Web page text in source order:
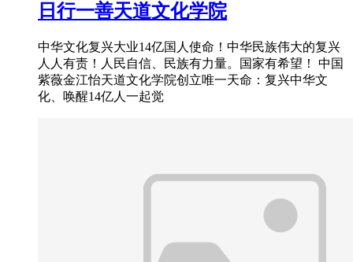
日行一善天道文化学院
中华文化复兴大业14亿国人使命！中华民族伟大的复兴
人人有责！人民自信、民族有力量。国家有希望！ 中国
紫薇金江怡天道文化学院创立唯一天命：复兴中华文
化、唤醒14亿人一起觉